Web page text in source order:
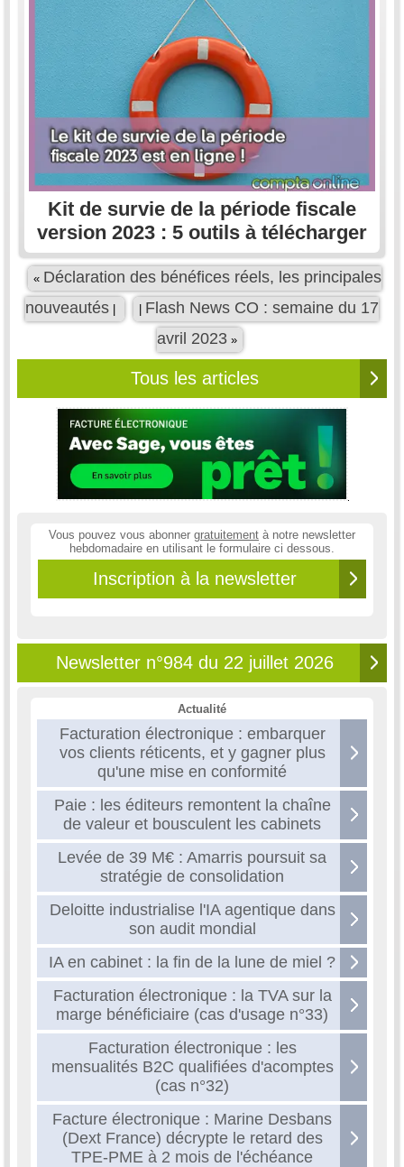
Kit de survie de la période fiscale
version 2023 : 5 outils à télécharger
« Déclaration des bénéfices réels, les principales
nouveautés | | Flash News CO : semaine du 17
avril 2023 »
Tous les articles
Vous pouvez vous abonner gratuitement à notre newsletter
hebdomadaire en utilisant le formulaire ci dessous.
Inscription à la newsletter
Newsletter n°984 du 22 juillet 2026
Actualité
Facturation électronique : embarquer
vos clients réticents, et y gagner plus
qu'une mise en conformité
Paie : les éditeurs remontent la chaîne
de valeur et bousculent les cabinets
Levée de 39 M€ : Amarris poursuit sa
stratégie de consolidation
Deloitte industrialise l'IA agentique dans
son audit mondial
IA en cabinet : la fin de la lune de miel ?
Facturation électronique : la TVA sur la
marge bénéficiaire (cas d'usage n°33)
Facturation électronique : les
mensualités B2C qualifiées d'acomptes
(cas n°32)
Facture électronique : Marine Desbans
(Dext France) décrypte le retard des
TPE-PME à 2 mois de l'échéance